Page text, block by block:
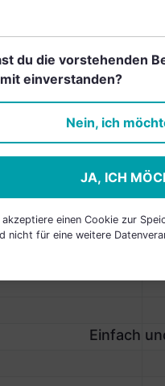
Einfach und
registrieren, um
HOLDINGS
Einfach
du die vorstehenden
einverstanden?
Nein, ich
JA, ICH
akzeptiere einen Cookie zur
nicht für eine weitere